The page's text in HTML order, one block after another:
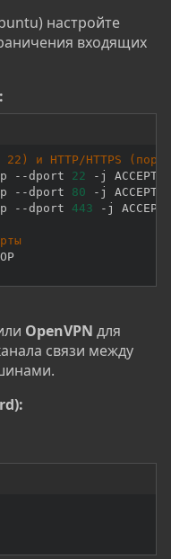
настройте
входящих
22) и HTTP/HTTPS
--dport 22
--dport 80
--dport 443 -j ACCEPT
OpenVPN для
связи между